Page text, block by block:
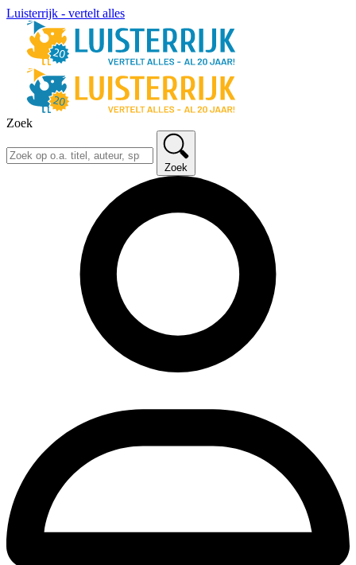
Luisterrijk - vertelt alles
Zoek
Zoek